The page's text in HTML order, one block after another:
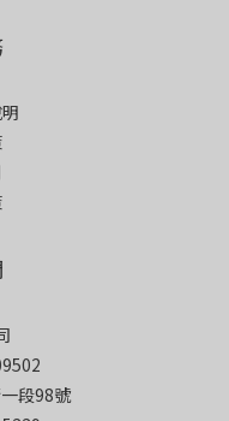
段98號